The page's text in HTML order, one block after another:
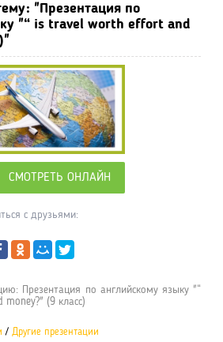
"Презентация по
"“ is travel worth effort and
СМОТРЕТЬ ОНЛАЙН
с друзьями:
Презентация по английскому языку "“
(9 класс)
/ Другие презентации